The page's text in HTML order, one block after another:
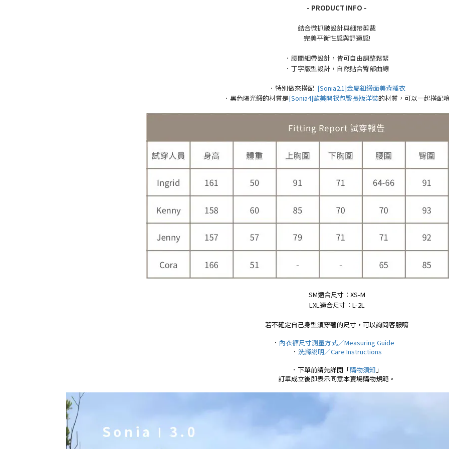
- PRODUCT INFO -
結合微抓皺設計與細帶剪裁
完美平衡性感與舒適感!
．腰間細帶設計，皆可自由調整鬆緊
．丁字版型設計，自然貼合臀部曲線
．特別做來搭配 [Sonia2.1]金屬釦緞面美背睡衣
．黑色陽光緞的材質是[Sonia4]歐美開衩包臀長版洋裝的材質，可以一起搭配
SM適合尺寸：XS-M
LXL適合尺寸：L-2L
若不確定自己身型須穿著的尺寸，可以詢問客服唷
． 內衣褲尺寸測量方式／Measuring Guide
． 洗滌說明／Care Instructions
．下單前請先詳閱「購物須知 」
訂單成立後即表示同意本賣場購物規範。